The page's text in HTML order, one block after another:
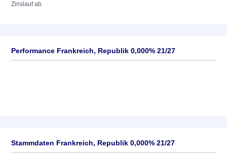
Zinslauf ab
Performance Frankreich, Republik 0,000% 21/27
Stammdaten Frankreich, Republik 0,000% 21/27